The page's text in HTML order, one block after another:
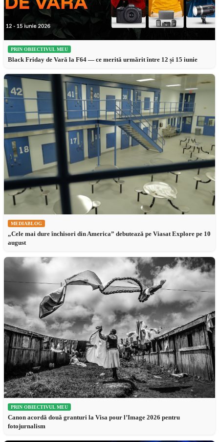
PRIN OBIECTIVUL MEU
Black Friday de Vară la F64 — ce merită urmărit între 12 și 15 iunie
MEDIABLOG
„Cele mai dure închisori din America” debutează pe Viasat Explore pe 10
august
PRIN OBIECTIVUL MEU
Canon acordă două granturi la Visa pour l’Image 2026 pentru
fotojurnalism